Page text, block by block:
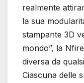
realmente
la sua
stampante 3D
mondo”, la
diversa da
Ciascuna delle